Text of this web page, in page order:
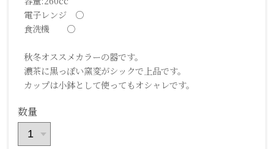
電子レンジ ○
食洗機 ○
秋冬オススメカラーの器です。
濃茶に黒っぽい窯変がシックで上品です。
カップは小鉢として使ってもオシャレです。
数量